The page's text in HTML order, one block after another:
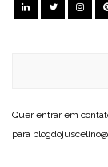
Quer entrar em
para